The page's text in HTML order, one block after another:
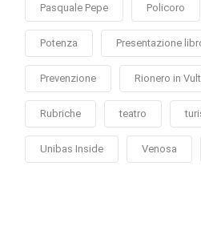
Pasquale Pepe Policoro
Potenza Presentazione
Prevenzione Rionero in
Rubriche teatro
Unibas Inside Venosa